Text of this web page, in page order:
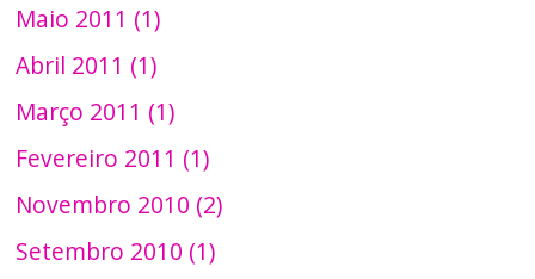
Maio 2011 (1)
Abril 2011 (1)
Março 2011 (1)
Fevereiro 2011 (1)
Novembro 2010 (2)
Setembro 2010 (1)